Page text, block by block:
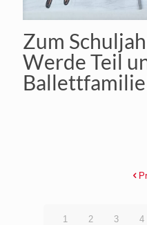
Zum
Werde Teil
1 2 3 4